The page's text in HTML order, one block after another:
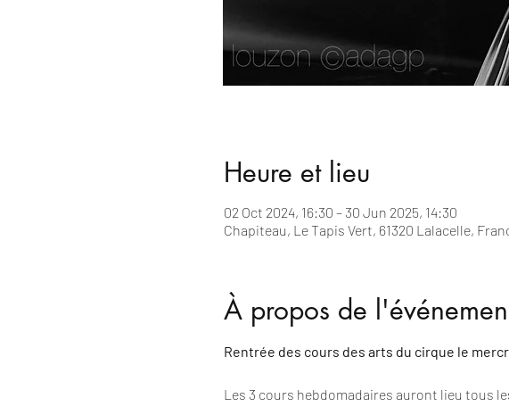
Heure et lieu
02 Oct 2024, 16:30 – 30 Jun 2025, 14:30
Chapiteau, Le Tapis Vert, 61320 Lalacelle,
À propos de
Rentrée des cours des arts du cirque le
Les 3 cours hebdomadaires auront lieu tous